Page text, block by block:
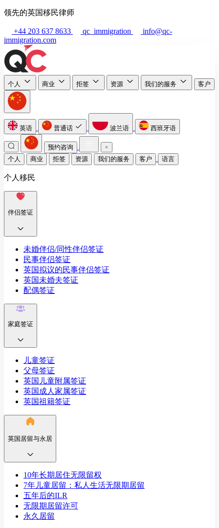
领先的英国移民律师
+44 203 637 8633 qc_immigration
info@qc-
immigration.com
个人 商业 拒签 资源 我们的服务 客户
英语 普通话 波兰语 西班牙语
预约咨询
个人
商业 拒签 资源 我们的服务 客户 语言
个人移民
伴侣签证
未婚伴侣/同性伴侣签证
民事伴侣签证
英国拟议的民事伴侣签证
英国未婚夫签证
配偶签证
家庭签证
儿童签证
父母签证
英国儿童附属签证
英国成人家属签证
英国祖籍签证
英国居留与永居
10年长期居住无限留权
7年儿童居留：私人生活无限期居留
五年后的ILR
无限期居留许可
永久居留